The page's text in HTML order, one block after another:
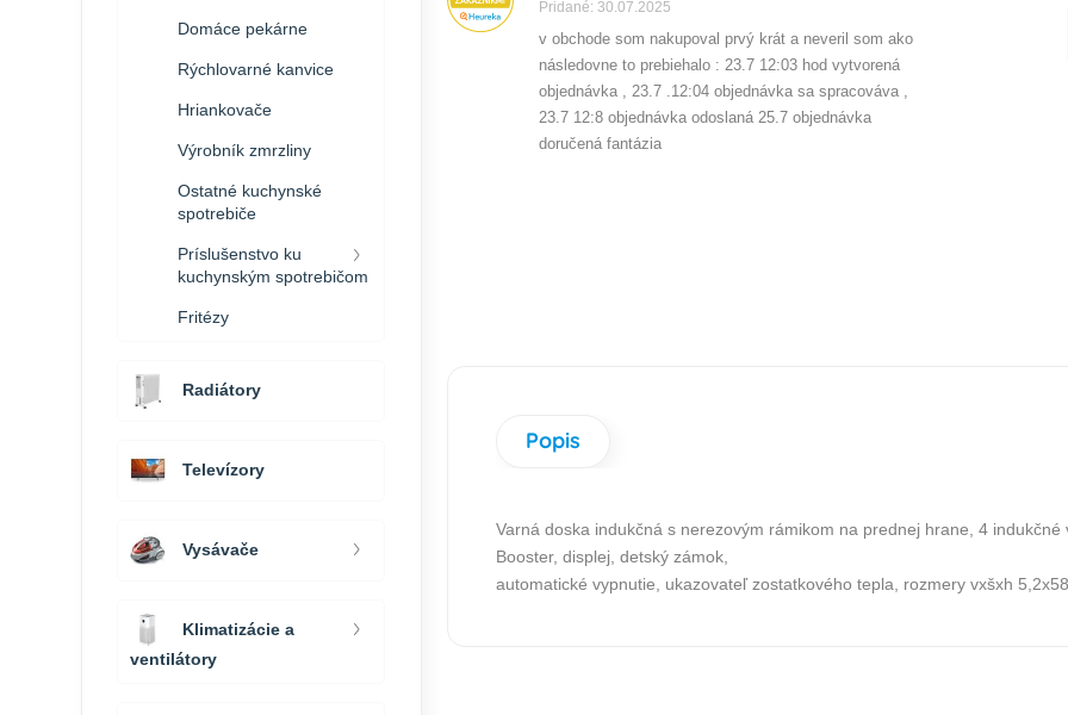
Pridané: 30.07.2025
v obchode som nakupoval prvý krát a neveril som ako
následovne to prebiehalo : 23.7 12:03 hod vytvorená
objednávka , 23.7 .12:04 objednávka sa spracováva ,
23.7 12:8 objednávka odoslaná 25.7 objednávka
doručená fantázia
Popis
Varná doska indukčná s nerezovým rámikom na prednej hrane, 4 indukčné
Booster, displej, detský zámok,
automatické vypnutie, ukazovateľ zostatkového tepla, rozmery vxšxh
Domáce pekárne
Rýchlovarné kanvice
Hriankovače
Výrobník zmrzliny
Ostatné kuchynské
spotrebiče
Príslušenstvo ku
kuchynským spotrebičom
Fritézy
Radiátory
Televízory
Vysávače
Klimatizácie a
ventilátory